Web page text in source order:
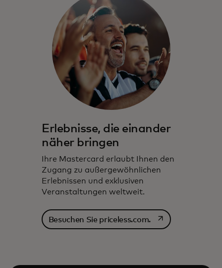
Erlebnisse, die einander
näher bringen
Ihre Mastercard erlaubt Ihnen den
Zugang zu außergewöhnlichen
Erlebnissen und exklusiven
Veranstaltungen weltweit.
Besuchen Sie priceless.com.wird in einer